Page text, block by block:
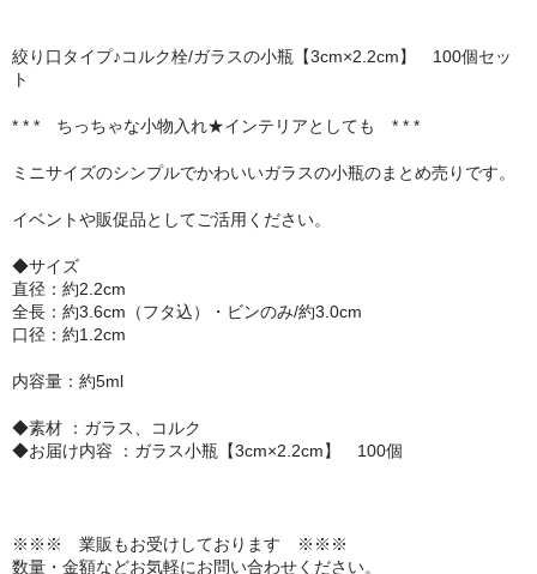
セット
絞り口タイプ♪コルク栓/ガラスの小瓶【3cm×2.2cm】 100個セッ
ト
* * * ちっちゃな小物入れ★インテリアとしても * * *
ミニサイズのシンプルでかわいいガラスの小瓶のまとめ売りです。
イベントや販促品としてご活用ください。
◆サイズ
直径：約2.2cm
全長：約3.6cm（フタ込）・ビンのみ/約3.0cm
口径：約1.2cm
内容量：約5ml
◆素材 ：ガラス、コルク
◆お届け内容 ：ガラス小瓶【3cm×2.2cm】 100個
※※※ 業販もお受けしております ※※※
数量・金額などお気軽にお問い合わせください。